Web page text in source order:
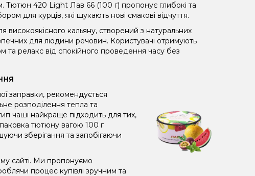
Тютюн 420 Light Лав 66 (100 г) пропонує глибокі та
для курців, які шукають нові смакові відчуття.
кальяну, створений з натуральних
для людини речовин. Користувачі отримують
релакс від спокійного проведення часу без
заправки, рекомендується
розподілення тепла та
чаші найкраще підходить для тих,
тютюну вагою 100 г
зберігання та запобігаючи
сайті. Ми пропонуємо
процес купівлі зручним та